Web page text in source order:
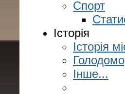
Спорт
Історія
Історія
Інше...